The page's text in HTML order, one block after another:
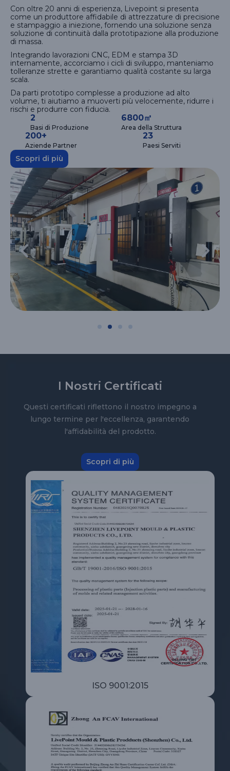
Con oltre 20 anni di esperienza, Livepoint si presenta
come un produttore affidabile di attrezzature di precisione
e stampaggio a iniezione, fornendo una soluzione senza
soluzione di continuità dalla prototipazione alla produzione
di massa.
Integrando lavorazioni CNC, EDM e stampa 3D
internamente, accorciamo i cicli di sviluppo, manteniamo
tolleranze strette e garantiamo qualità costante su larga
scala.
Da parti prototipo complesse a produzione ad alto
volume, ti aiutiamo a muoverti più velocemente, ridurre i
rischi e produrre con fiducia.
2
Basi di Produzione
6800㎡
Area della Struttura
200+
Aziende Partner
23
Paesi Serviti
Scopri di più
I Nostri Certificati
Questi certificati riflettono il nostro impegno a
lungo termine per l'eccellenza, garantendo
l'affidabilità del prodotto.
Scopri di più
ISO 9001:2015